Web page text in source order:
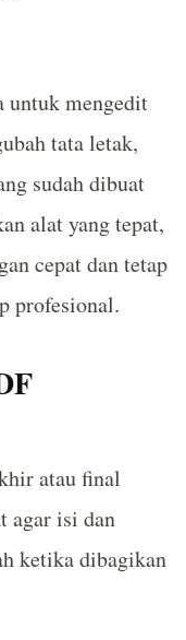
untuk mengedit
tata letak,
sudah dibuat
alat yang tepat,
cepat dan tetap
profesional.
atau final
agar isi dan
ketika dibagikan